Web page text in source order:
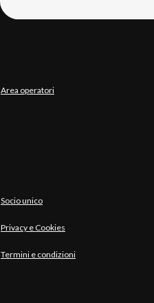
Area operatori
Socio unico
Privacy e Cookies
Termini e condizioni